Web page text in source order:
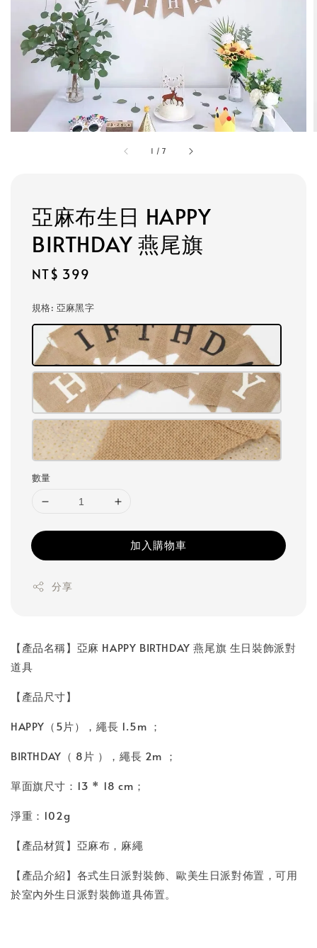
1 /7
亞麻布生日 HAPPY
BIRTHDAY 燕尾旗
Regular
NT$ 399
規格: 亞麻黑字
數量
加入購物車
分享
【產品名稱】亞麻 HAPPY BIRTHDAY 燕尾旗 生日裝飾派對
道具
【產品尺寸】
HAPPY（5片），繩長 1.5m ；
BIRTHDAY（ 8片 ），繩長 2m ；
單面旗尺寸：13 * 18 cm；
淨重：102g
【產品材質】亞麻布，麻繩
【產品介紹】各式生日派對裝飾、歐美生日派對佈置，可用
於室內外生日派對裝飾道具佈置。